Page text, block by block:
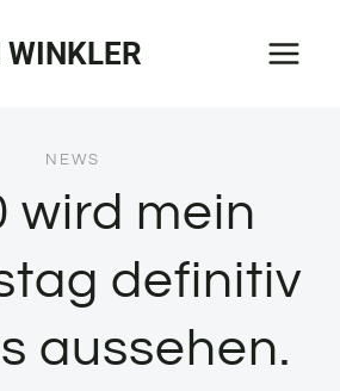
NEWS
wird mein
definitiv
aussehen.